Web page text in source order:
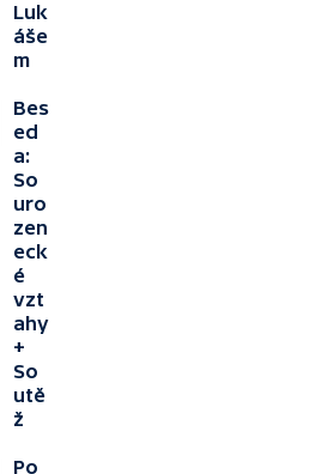
Luk
áše
m
Bes
ed
a:
So
uro
zen
eck
é
vzt
ahy
+
So
utě
ž
Po